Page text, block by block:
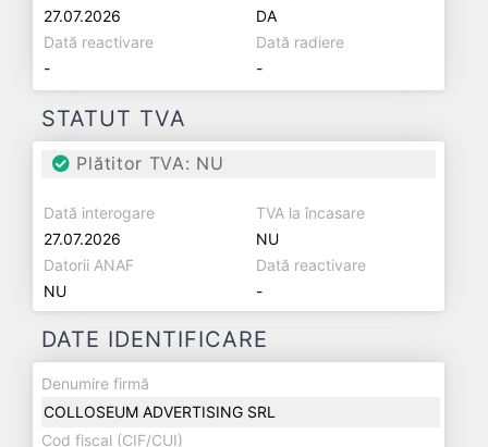
27.07.2026
DA
Dată reactivare
-
Dată radiere
-
STATUT TVA
Plătitor TVA: NU
Dată interogare
27.07.2026
TVA la încasare
NU
Datorii ANAF
NU
Dată reactivare
-
DATE IDENTIFICARE
Denumire firmă
COLLOSEUM ADVERTISING SRL
Cod fiscal (CIF/CUI)